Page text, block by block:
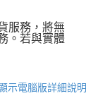
服務，將無
。若與實體
示電腦版詳細說明